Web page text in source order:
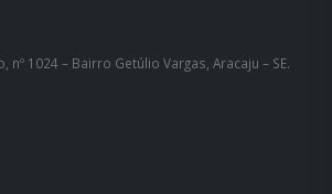
nº 1024 – Bairro Getúlio Vargas, Aracaju – SE.